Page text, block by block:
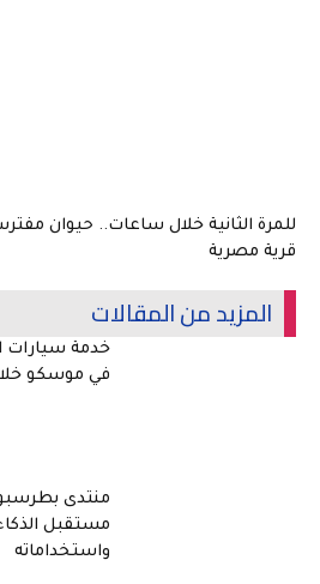
قرية مصرية
المزيد من المقالات
خدمة سيارات
في موسكو خلال
منتدى
مستقبل
واستخداماته